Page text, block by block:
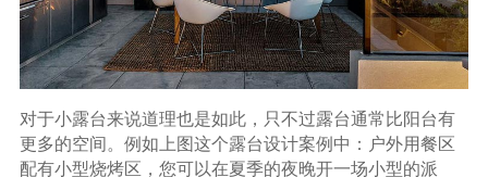
对于小露台来说道理也是如此，只不过露台通常比阳台有
更多的空间。例如上图这个露台设计案例中：户外用餐区
配有小型烧烤区，您可以在夏季的夜晚开一场小型的派